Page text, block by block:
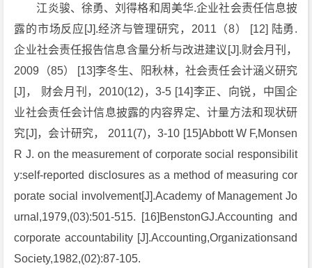
江炎骏、徐勇、刘得格和周美华.企业社会责任信息披
露的市场反应[J].经济与管理研究，2011（8） [12] 陆勇.
企业社会责任报告信息含量分析与改进建议[J].财会月刊，
2009（85） [13]李冬生、阳秋林，社会责任会计涵义研究
[J]， 财会月刊，2010(12)，3-5 [14]李正、向锐，中国企
业社会责任会计信息披露的内容界定、计量方法和现状研
究[J]，会计研究， 2011(7)，3-10 [15]Abbott W F,Monsen
R J. on the measurement of corporate social responsibilit
y:self-reported disclosures as a method of measuring cor
porate social involvement[J].Academy of Management Jo
urnal,1979,(03):501-515. [16]BenstonGJ.Accounting and
corporate accountability [J].Accounting,Organizationsand
Society,1982,(02):87-105.